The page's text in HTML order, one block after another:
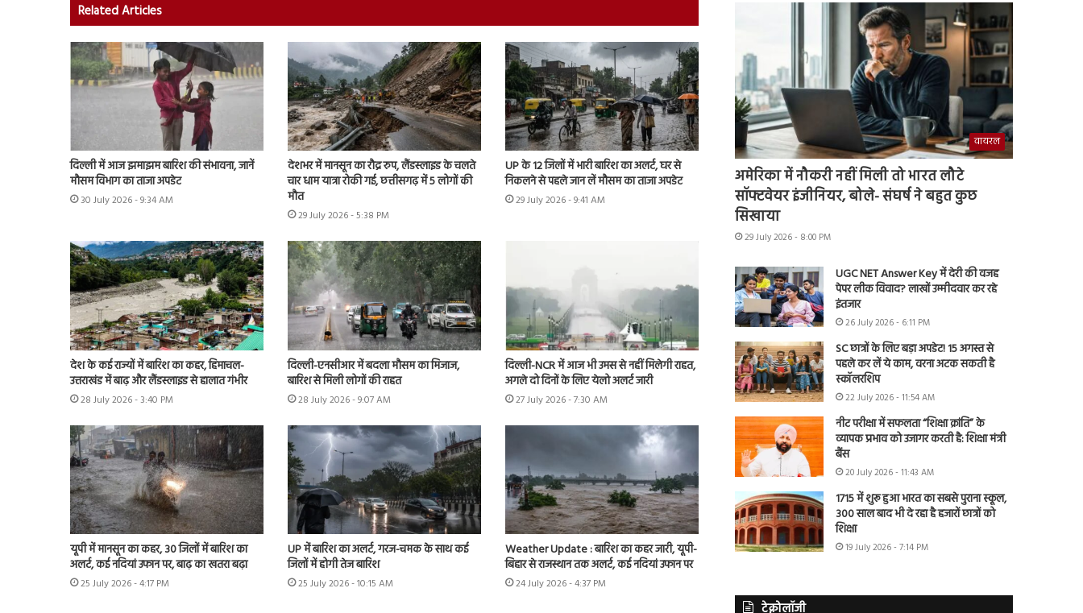
Related Articles
दिल्ली में आज झमाझम बारिश की संभावना, जानें
मौसम विभाग का ताजा अपडेट
30 July 2026 - 9:34 AM
देशभर में मानसून का रौद्र रुप, लैंडस्लाइड के चलते
चार धाम यात्रा रोकी गई, छत्तीसगढ़ में 5 लोगों की
मौत
29 July 2026 - 5:38 PM
UP के 12 जिलों में भारी बारिश का अलर्ट, घर से
निकलने से पहले जान लें मौसम का ताजा अपडेट
29 July 2026 - 9:41 AM
देश के कई राज्यों में बारिश का कहर, हिमाचल-
उत्तराखंड में बाढ़ और लैंडस्लाइड से हालात गंभीर
28 July 2026 - 3:40 PM
दिल्ली-एनसीआर में बदला मौसम का मिजाज,
बारिश से मिली लोगों की राहत
28 July 2026 - 9:07 AM
दिल्ली-NCR में आज भी उमस से नहीं मिलेगी राहत,
अगले दो दिनों के लिए येलो अलर्ट जारी
27 July 2026 - 7:30 AM
यूपी में मानसून का कहर, 30 जिलों में बारिश का
अलर्ट, कई नदियां उफान पर, बाढ़ का खतरा बढ़ा
25 July 2026 - 4:17 PM
UP में बारिश का अलर्ट, गरज-चमक के साथ कई
जिलों में होगी तेज बारिश
25 July 2026 - 10:15 AM
Weather Update : बारिश का कहर जारी, यूपी-
बिहार से राजस्थान तक अलर्ट, कई नदियां उफान पर
24 July 2026 - 4:37 PM
वायरल
अमेरिका में नौकरी नहीं मिली तो भारत लौटे
सॉफ्टवेयर इंजीनियर, बोले- संघर्ष ने बहुत कुछ
सिखाया
29 July 2026 - 8:00 PM
UGC NET Answer Key में देरी की वजह
पेपर लीक विवाद? लाखों उम्मीदवार कर रहे
इंतजार
26 July 2026 - 6:11 PM
SC छात्रों के लिए बड़ा अपडेट! 15 अगस्त से
पहले कर लें ये काम, वरना अटक सकती है
स्कॉलरशिप
22 July 2026 - 11:54 AM
नीट परीक्षा में सफलता “शिक्षा क्रांति” के
व्यापक प्रभाव को उजागर करती है: शिक्षा मंत्री
बैंस
20 July 2026 - 11:43 AM
1715 में शुरू हुआ भारत का सबसे पुराना स्कूल,
300 साल बाद भी दे रहा है हजारों छात्रों को
शिक्षा
19 July 2026 - 7:14 PM